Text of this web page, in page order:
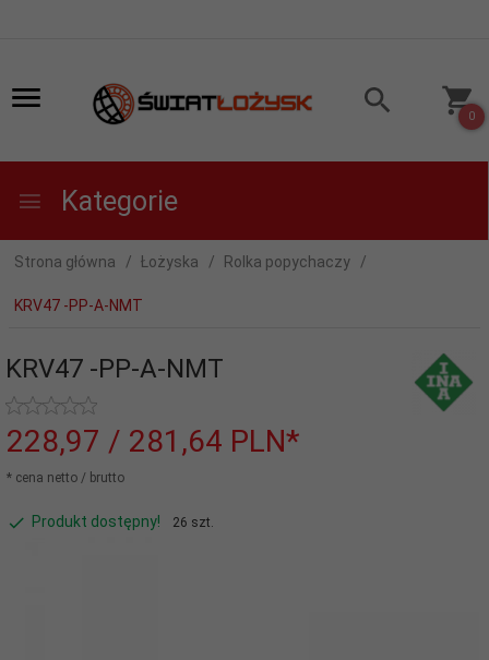
0
Kategorie
Strona główna Łożyska Rolka popychaczy
KRV47 -PP-A-NMT
KRV47 -PP-A-NMT
228,97 / 281,64 PLN*
* cena netto / brutto
Produkt dostępny! 26 szt.